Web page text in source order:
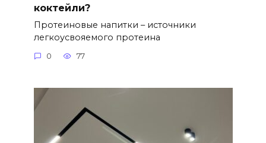
коктейли?
Протеиновые напитки – источники
легкоусвояемого протеина
0 77